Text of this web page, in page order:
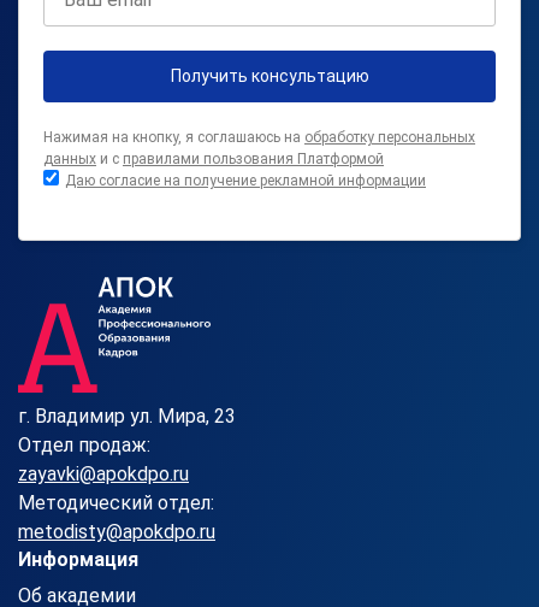
Получить консультацию
Нажимая на кнопку, я соглашаюсь на обработку персональных
данных и с правилами пользования Платформой
Даю согласие на получение рекламной информации
г. Владимир ул. Мира, 23
Отдел продаж:
zayavki@apokdpo.ru
Методический отдел:
metodisty@apokdpo.ru
Информация
Об академии